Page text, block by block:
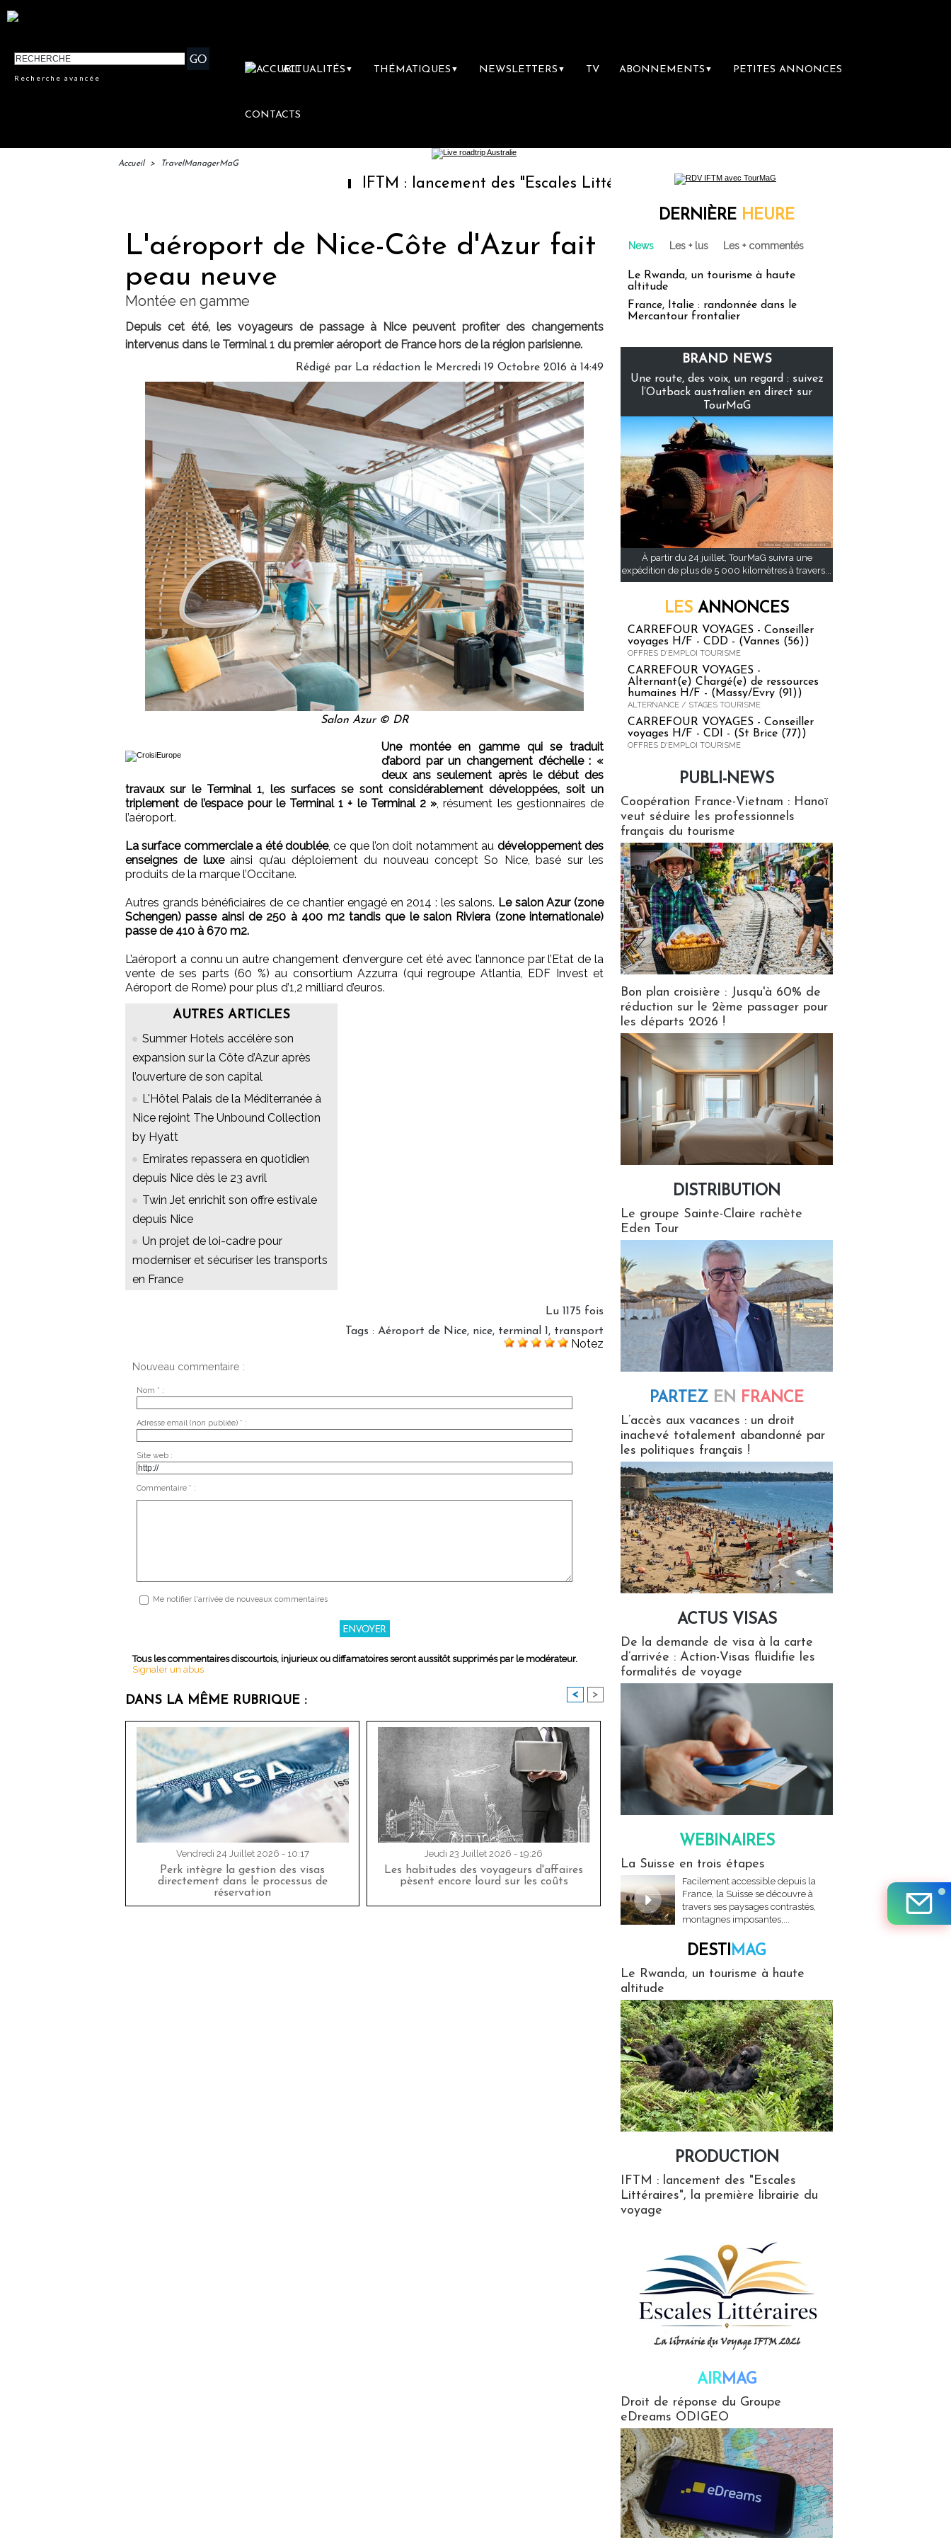
Recherche avancée
ACTUALITÉS ▼ THÉMATIQUES ▼ NEWSLETTERS ▼ TV ABONNEMENTS ▼ PETITES ANNONCES
CONTACTS
Accueil > TravelManagerMaG
IFTM : lancement des "Escales Littéraires", la première librairie du voyage
L'aéroport de Nice-Côte d'Azur fait
peau neuve
Montée en gamme
Depuis cet été, les voyageurs de passage à Nice peuvent profiter des changements
intervenus dans le Terminal 1 du premier aéroport de France hors de la région parisienne.
Rédigé par La rédaction le Mercredi 19 Octobre 2016 à 14:49
Salon Azur © DR
Une montée en gamme qui se traduit
d’abord par un changement d’échelle : «
deux ans seulement après le début des
travaux sur le Terminal 1, les surfaces se sont considérablement développées, soit un
triplement de l’espace pour le Terminal 1 + le Terminal 2 », résument les gestionnaires de
l’aéroport.
La surface commerciale a été doublée, ce que l’on doit notamment au développement des
enseignes de luxeainsi qu’au déploiement du nouveau concept So Nice, basé sur les
produits de la marque l’Occitane.
Autres grands bénéficiaires de ce chantier engagé en 2014 : les salons. Le salon Azur (zone
Schengen) passe ainsi de 250 à 400 m2 tandis que le salon Riviera (zone internationale)
passe de 410 à 670 m2.
L’aéroport a connu un autre changement d’envergure cet été avec l’annonce par l’Etat de la
vente de ses parts (60 %) au consortium Azzurra (qui regroupe Atlantia, EDF Invest et
Aéroport de Rome) pour plus d’1,2 milliard d’euros.
AUTRES ARTICLES
Summer Hotels accélère son
expansion sur la Côte d’Azur après
l’ouverture de son capital
L'Hôtel Palais de la Méditerranée à
Nice rejoint The Unbound Collection
by Hyatt
Emirates repassera en quotidien
depuis Nice dès le 23 avril
Twin Jet enrichit son offre estivale
depuis Nice
Un projet de loi-cadre pour
moderniser et sécuriser les transports
en France
Lu 1175 fois
Tags : Aéroport de Nice, nice, terminal 1 , transport
Notez
Nouveau commentaire :
Nom * :
Adresse email (non publiée) * :
Site web :
Commentaire * :
Me notifier l'arrivée de nouveaux commentaires
Tous les commentaires discourtois, injurieux ou diffamatoires seront aussitôt supprimés par le modérateur.
Signaler un abus
DANS LA MÊME RUBRIQUE : < >
Vendredi 24 Juillet 2026 - 10:17
Perk intègre la gestion des visas
directement dans le processus de
réservation
Jeudi 23 Juillet 2026 - 19:26
Les habitudes des voyageurs d'affaires
pèsent encore lourd sur les coûts
DERNIÈRE HEURE
News Les + lus Les + commentés
Le Rwanda, un tourisme à haute
altitude
France, Italie : randonnée dans le
Mercantour frontalier
BRAND NEWS
Une route, des voix, un regard : suivez
l’Outback australien en direct sur
TourMaG
À partir du 24 juillet, TourMaG suivra une
expédition de plus de 5 000 kilomètres à travers...
LES ANNONCES
CARREFOUR VOYAGES - Conseiller
voyages H/F - CDD - (Vannes (56))
OFFRES D'EMPLOI TOURISME
CARREFOUR VOYAGES -
Alternant(e) Chargé(e) de ressources
humaines H/F - (Massy/Evry (91))
ALTERNANCE / STAGES TOURISME
CARREFOUR VOYAGES - Conseiller
voyages H/F - CDI - (St Brice (77))
OFFRES D'EMPLOI TOURISME
PUBLI-NEWS
Coopération France-Vietnam : Hanoï
veut séduire les professionnels
français du tourisme
Bon plan croisière : Jusqu'à 60% de
réduction sur le 2ème passager pour
les départs 2026 !
DISTRIBUTION
Le groupe Sainte-Claire rachète
Eden Tour
PARTEZ EN FRANCE
L’accès aux vacances : un droit
inachevé totalement abandonné par
les politiques français !
ACTUS VISAS
De la demande de visa à la carte
d’arrivée : Action-Visas fluidifie les
formalités de voyage
WEBINAIRES
La Suisse en trois étapes
Facilement accessible depuis la
France, la Suisse se découvre à
travers ses paysages contrastés,
montagnes imposantes,...
DESTIMAG
Le Rwanda, un tourisme à haute
altitude
PRODUCTION
IFTM : lancement des "Escales
Littéraires", la première librairie du
voyage
AIRMAG
Droit de réponse du Groupe
eDreams ODIGEO